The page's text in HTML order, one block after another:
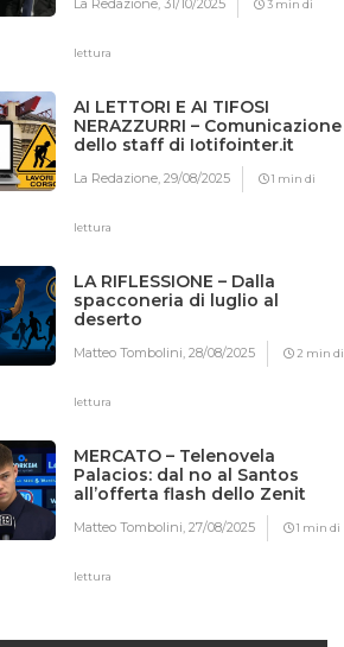
La Redazione,31/10/2025 3 min di
lettura
AI LETTORI E AI TIFOSI
NERAZZURRI – Comunicazione
dello staff di Iotifointer.it
La Redazione,29/08/2025 1 min di
lettura
LA RIFLESSIONE – Dalla
spacconeria di luglio al
deserto
Matteo Tombolini,28/08/2025 2 min di
lettura
MERCATO – Telenovela
Palacios: dal no al Santos
all’offerta flash dello Zenit
Matteo Tombolini,27/08/2025 1 min di
lettura